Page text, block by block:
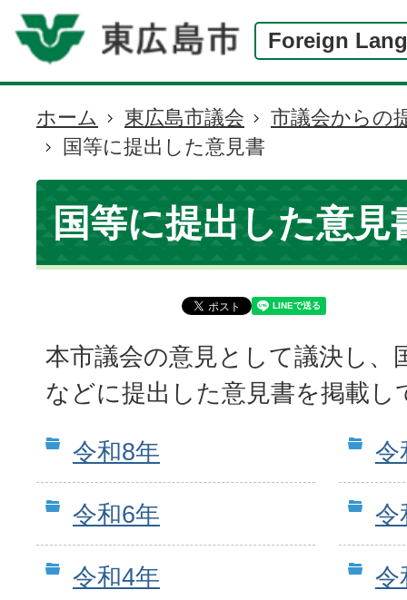
Foreign
現
在
の
位
置
ホーム 東広島市議会
市議会からの
国等に提出した意見書
国等に提出した意見
本市議会の意見として議決し、
などに提出した意見書を掲載し
令和8年 令
令和6年 令
令和4年 令